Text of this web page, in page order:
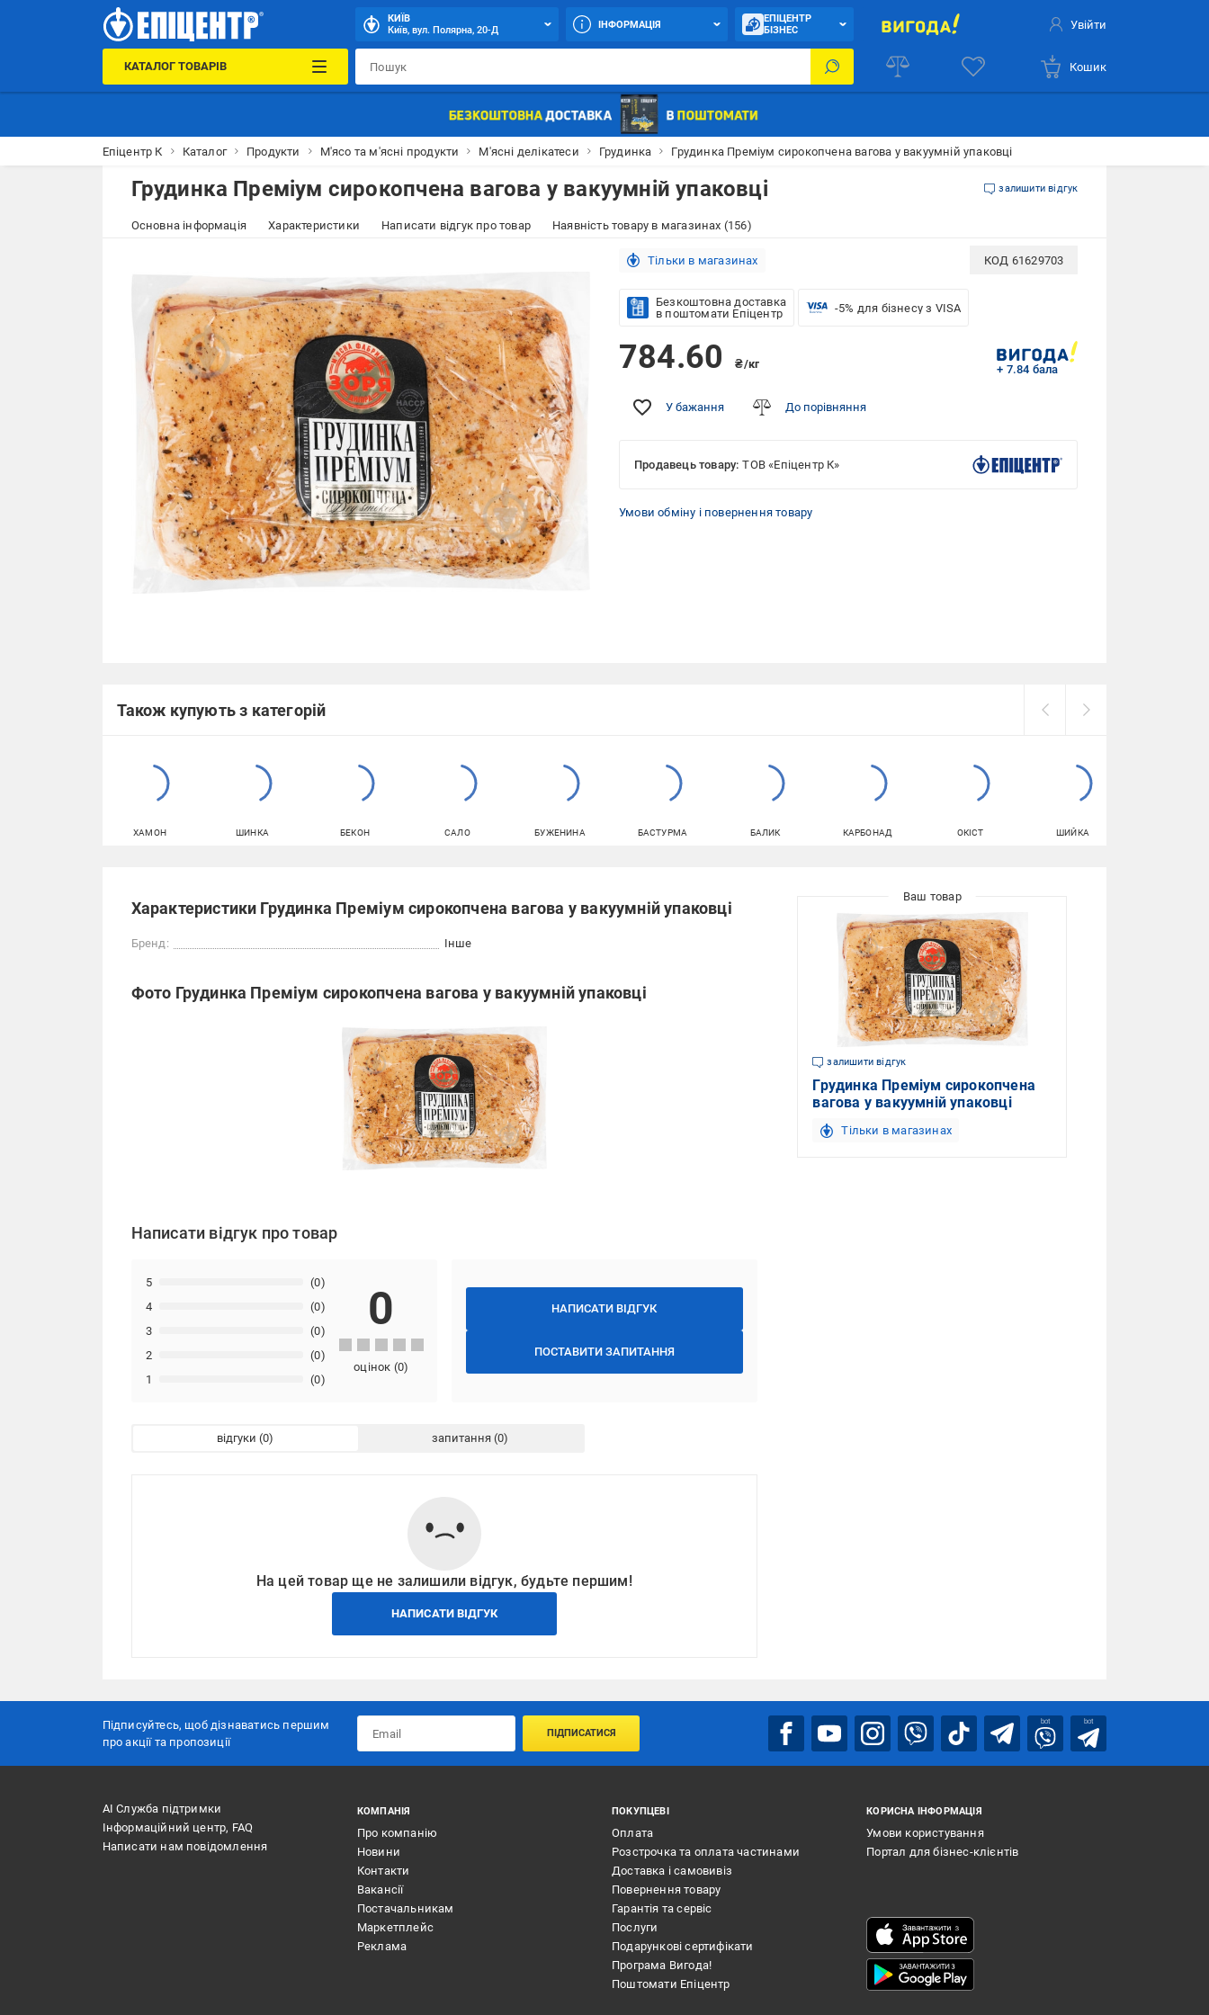
КИЇВ
Київ, вул. Полярна, 20-Д
ІНФОРМАЦІЯ
ЕПІЦЕНТР
БІЗНЕС
Увійти
КАТАЛОГ ТОВАРІВ Кошик
Епіцентр К Каталог Продукти М'ясо та м'ясні продукти М'ясні делікатеси Грудинка Грудинка Преміум сирокопчена вагова у вакуумній упаковці
Грудинка Преміум сирокопчена вагова у вакуумній упаковці залишити відгук
Основна інформація Характеристики Написати відгук про товар Наявність товару в магазинах (156)
Тільки в магазинах КОД 61629703
Безкоштовна доставка
в поштомати Епіцентр
-5% для бізнесу з VISA
784.60 ₴/кг + 7.84 бала
У бажання До порівняння
Продавець товару: ТОВ «Епіцентр К»
Умови обміну і повернення товару
Також купують з категорій
ХАМОН ШИНКА БЕКОН САЛО БУЖЕНИНА БАСТУРМА БАЛИК КАРБОНАД ОКІСТ ШИЙКА
Характеристики Грудинка Преміум сирокопчена вагова у вакуумній упаковці
Бренд: Інше
Фото Грудинка Преміум сирокопчена вагова у вакуумній упаковці
Написати відгук про товар
НАПИСАТИ ВІДГУК
ПОСТАВИТИ ЗАПИТАННЯ
1 (0)
2 (0)
3 (0)
4 (0)
5 (0)
0
оцінок (0)
відгуки запитання
На цей товар ще не залишили відгук, будьте першим!
НАПИСАТИ ВІДГУК
залишити відгук
Грудинка Преміум сирокопчена
вагова у вакуумній упаковці
Тільки в магазинах
Підписуйтесь, щоб дізнаватись першим
про акції та пропозиції
ПІДПИСАТИСЯ
bot bot
АІ Служба підтримки
Інформаційний центр, FAQ
Написати нам повідомлення
КОМПАНІЯ
Про компанію
Новини
Контакти
Вакансії
Постачальникам
Маркетплейс
Реклама
ПОКУПЦЕВІ
Оплата
Розстрочка та оплата частинами
Доставка і самовивіз
Повернення товару
Гарантія та сервіс
Послуги
Подарункові сертифікати
Програма Вигода!
Поштомати Епіцентр
КОРИСНА ІНФОРМАЦІЯ
Умови користування
Портал для бізнес-клієнтів